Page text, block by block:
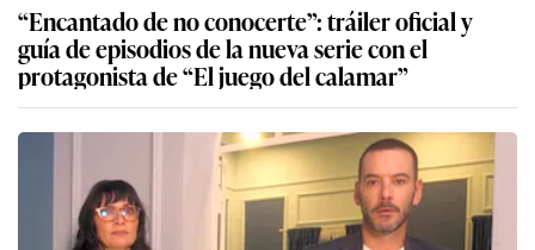
“Encantado de no conocerte”: tráiler oficial y
guía de episodios de la nueva serie con el
protagonista de “El juego del calamar”